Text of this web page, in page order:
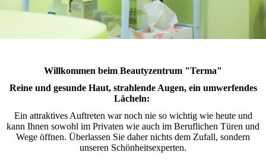
Willkommen beim Beautyzentrum "Terma"
Reine und gesunde Haut, strahlende Augen, ein umwerfendes
Lächeln:
Ein attraktives Auftreten war noch nie so wichtig wie heute und
kann Ihnen sowohl im Privaten wie auch im Beruflichen Türen und
Wege öffnen. Überlassen Sie daher nichts dem Zufall, sondern
unseren Schönheitsexperten.